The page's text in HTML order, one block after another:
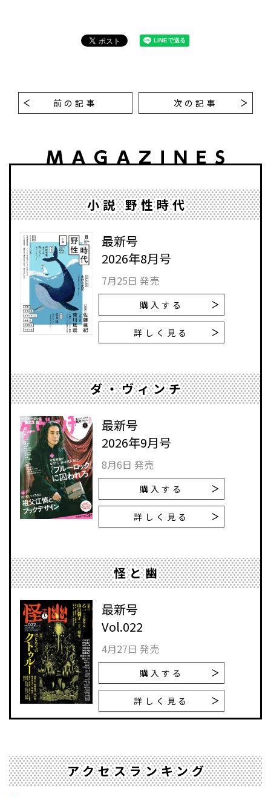
前の記事 次の記事
小説 野性時代
最新号
2026年8月号
7月25日 発売
購入する
詳しく見る
ダ・ヴィンチ
最新号
2026年9月号
8月6日 発売
購入する
詳しく見る
怪と幽
最新号
Vol.022
4月27日 発売
購入する
詳しく見る
アクセスランキング